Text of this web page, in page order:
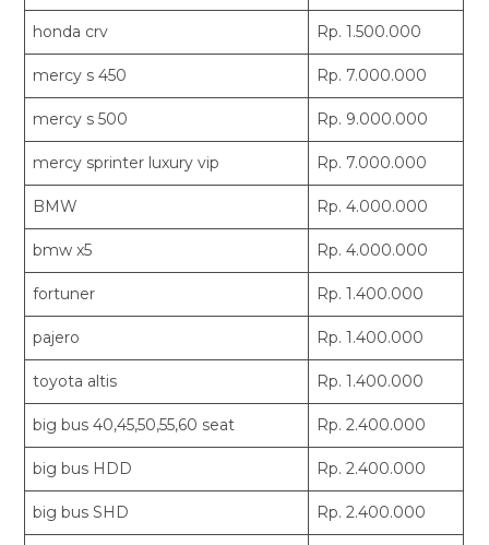
honda crv Rp. 1.500.000
mercy s 450 Rp. 7.000.000
mercy s 500 Rp. 9.000.000
mercy sprinter luxury vip Rp. 7.000.000
BMW Rp. 4.000.000
bmw x5 Rp. 4.000.000
fortuner Rp. 1.400.000
pajero Rp. 1.400.000
toyota altis Rp. 1.400.000
big bus 40,45,50,55,60 seat Rp. 2.400.000
big bus HDD Rp. 2.400.000
big bus SHD Rp. 2.400.000